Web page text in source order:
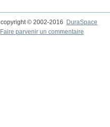
copyright © 2002-2016
DuraSpace
Faire parvenir un commentaire